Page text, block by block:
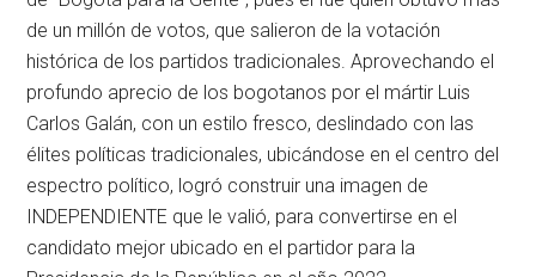
de un millón de votos, que salieron de la votación
histórica de los partidos tradicionales. Aprovechando el
profundo aprecio de los bogotanos por el mártir Luis
Carlos Galán, con un estilo fresco, deslindado con las
élites políticas tradicionales, ubicándose en el centro del
espectro político, logró construir una imagen de
INDEPENDIENTE que le valió, para convertirse en el
candidato mejor ubicado en el partidor para la